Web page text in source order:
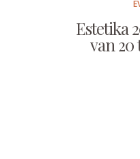
Estetika
van 20